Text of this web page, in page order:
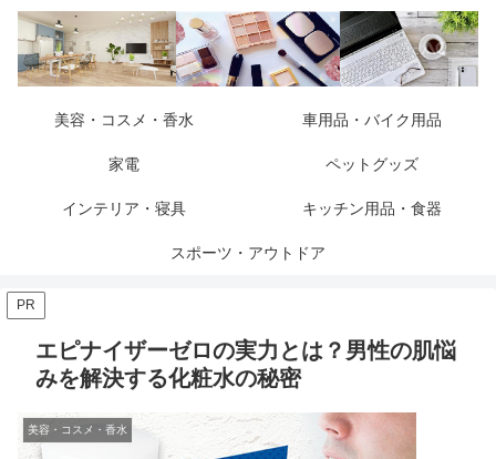
美容・コスメ・香水 車用品・バイク用品
家電 ペットグッズ
インテリア・寝具 キッチン用品・食器
スポーツ・アウトドア
PR
エピナイザーゼロの実力とは？男性の肌悩
みを解決する化粧水の秘密
美容・コスメ・香水